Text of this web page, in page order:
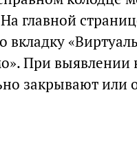
главной
вкладку
При
закрывают или